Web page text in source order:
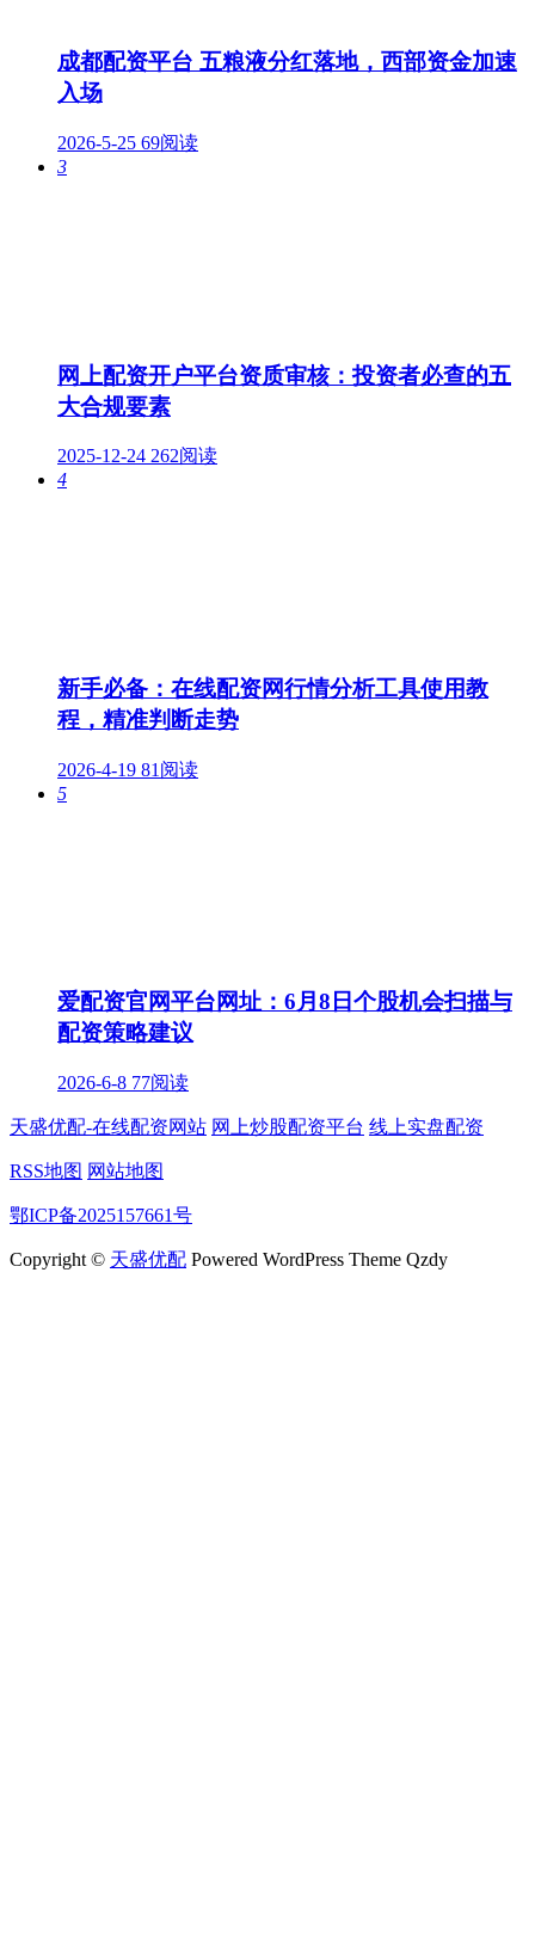
成都配资平台 五粮液分红落地，西部资金加速
入场
2026-5-25 69阅读
3
网上配资开户平台资质审核：投资者必查的五
大合规要素
2025-12-24 262阅读
4
新手必备：在线配资网行情分析工具使用教
程，精准判断走势
2026-4-19 81阅读
5
爱配资官网平台网址：6月8日个股机会扫描与
配资策略建议
2026-6-8 77阅读
天盛优配-在线配资网站 网上炒股配资平台 线上实盘配资
RSS地图 网站地图
鄂ICP备2025157661号
Copyright © 天盛优配 Powered WordPress Theme Qzdy